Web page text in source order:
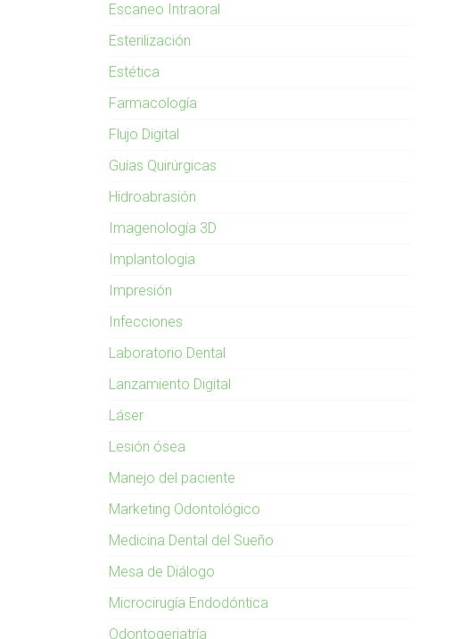
Escaneo Intraoral
Esterilización
Estética
Farmacología
Flujo Digital
Guías Quirúrgicas
Hidroabrasión
Imagenología 3D
Implantologia
Impresión
Infecciones
Laboratorio Dental
Lanzamiento Digital
Láser
Lesión ósea
Manejo del paciente
Marketing Odontológico
Medicina Dental del Sueño
Mesa de Diálogo
Microcirugía Endodóntica
Odontogeriatría